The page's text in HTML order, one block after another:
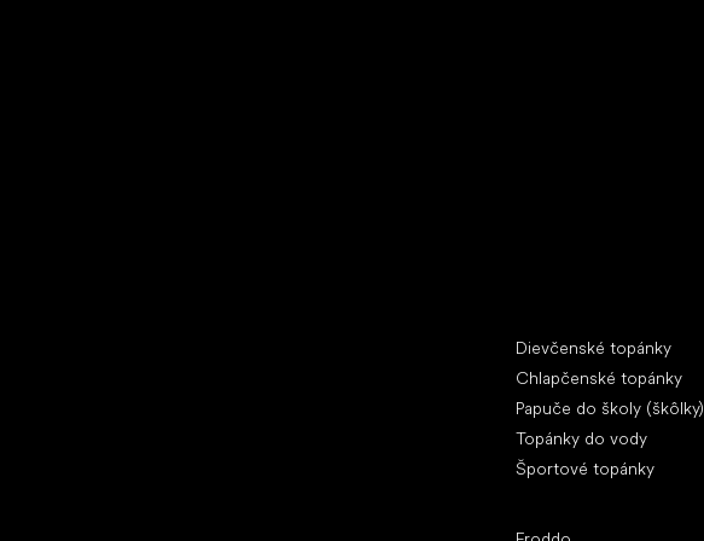
Dievčenské topánky
Chlapčenské topánky
Papuče do školy (škôlky)
Topánky do vody
Športové topánky